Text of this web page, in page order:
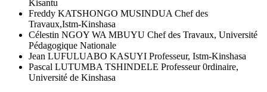
Kisantu
Freddy KATSHONGO MUSINDUA Chef des
Travaux,Istm-Kinshasa
Célestin NGOY WA MBUYU Chef des Travaux, Université
Pédagogique Nationale
Jean LUFULUABO KASUYI Professeur, Istm-Kinshasa
Pascal LUTUMBA TSHINDELE Professeur 0rdinaire,
Université de Kinshasa